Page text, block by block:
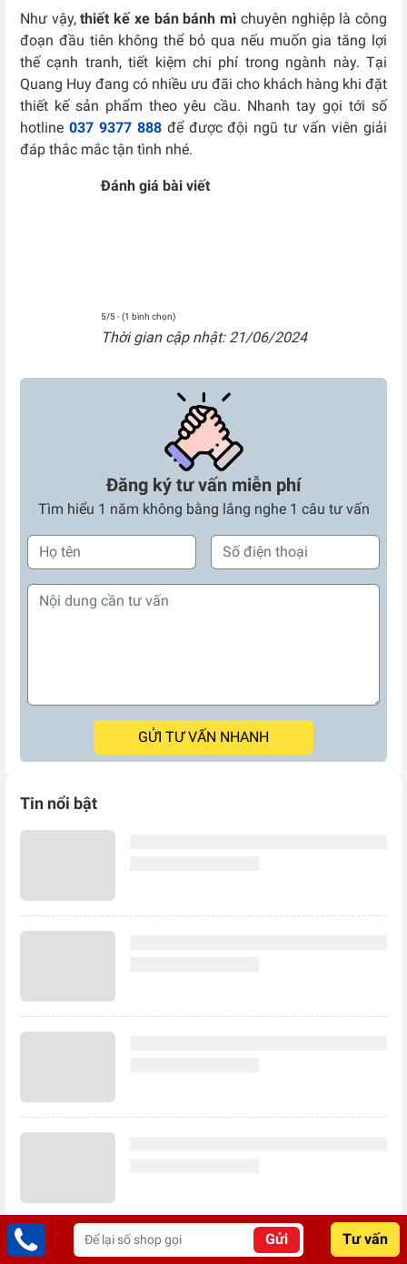
Như vậy,thiết kế xe bán bánh mì chuyên nghiệp là công
đoạn đầu tiên không thể bỏ qua nếu muốn gia tăng lợi
thế cạnh tranh, tiết kiệm chi phí trong ngành này. Tại
Quang Huy đang có nhiều ưu đãi cho khách hàng khi đặt
thiết kế sản phẩm theo yêu cầu. Nhanh tay gọi tới số
hotline 037 9377 888để được đội ngũ tư vấn viên giải
đáp thắc mắc tận tình nhé.
Đánh giá bài viết
5/5 - (1 bình chọn)
Thời gian cập nhật: 21/06/2024
Đăng ký tư vấn miễn phí
Tìm hiểu 1 năm không bằng lắng nghe 1 câu tư vấn
GỬI TƯ VẤN NHANH
Tin nổi bật
Ý kiến của bạn
Gửi Tư vấn